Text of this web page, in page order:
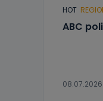
HOT
ABC
08.07.2026